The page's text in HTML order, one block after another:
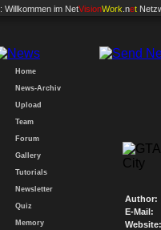
.: Willkommen im NetVisionWork .net
Home
News-Archiv
Upload
Team
Forum
Gallery
Tutorials
Newsletter
Quiz
Memory
Author:
E-Mail:
Website: